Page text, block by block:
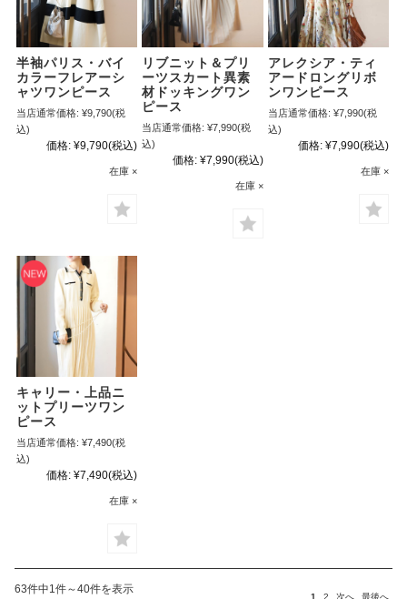
半袖パリス・バイ
カラーフレアーシ
ャツワンピース
当店通常価格: ¥9,790(税
込)
価格: ¥9,790(税込)
在庫 ×
リブニット＆プリ
ーツスカート異素
材ドッキングワン
ピース
当店通常価格: ¥7,990(税
込)
価格: ¥7,990(税込)
在庫 ×
アレクシア・ティ
アードロングリボ
ンワンピース
当店通常価格: ¥7,990(税
込)
価格: ¥7,990(税込)
在庫 ×
キャリー・上品ニ
ットプリーツワン
ピース
当店通常価格: ¥7,490(税
込)
価格: ¥7,490(税込)
在庫 ×
63件中1件～40件を表示
1 2 次へ 最後へ